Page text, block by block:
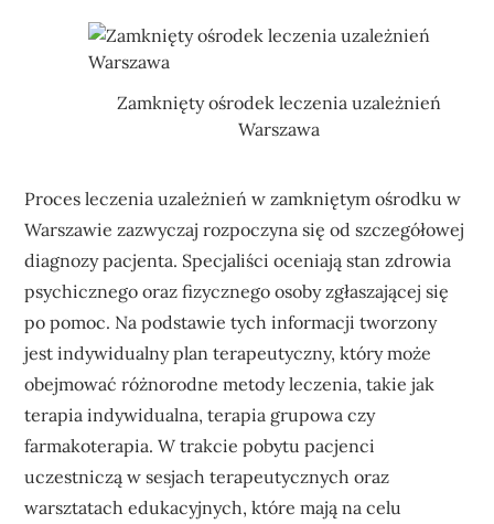
Zamknięty ośrodek leczenia uzależnień
Warszawa
Proces leczenia uzależnień w zamkniętym ośrodku w
Warszawie zazwyczaj rozpoczyna się od szczegółowej
diagnozy pacjenta. Specjaliści oceniają stan zdrowia
psychicznego oraz fizycznego osoby zgłaszającej się
po pomoc. Na podstawie tych informacji tworzony
jest indywidualny plan terapeutyczny, który może
obejmować różnorodne metody leczenia, takie jak
terapia indywidualna, terapia grupowa czy
farmakoterapia. W trakcie pobytu pacjenci
uczestniczą w sesjach terapeutycznych oraz
warsztatach edukacyjnych, które mają na celu